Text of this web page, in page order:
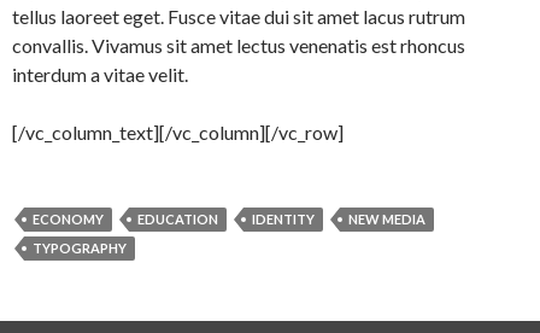
tellus laoreet eget. Fusce vitae dui sit amet lacus rutrum
convallis. Vivamus sit amet lectus venenatis est rhoncus
interdum a vitae velit.
[/vc_column_text][/vc_column][/vc_row]
ECONOMY EDUCATION IDENTITY
NEW MEDIA
TYPOGRAPHY